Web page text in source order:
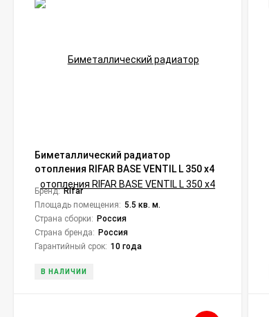
Биметаллический радиатор
отопления RIFAR BASE VENTIL L 350 x4
Бренд: Rifar
Площадь помещения: 5.5 кв. м.
Страна сборки: Россия
Страна бренда: Россия
Гарантийный срок: 10 года
В НАЛИЧИИ